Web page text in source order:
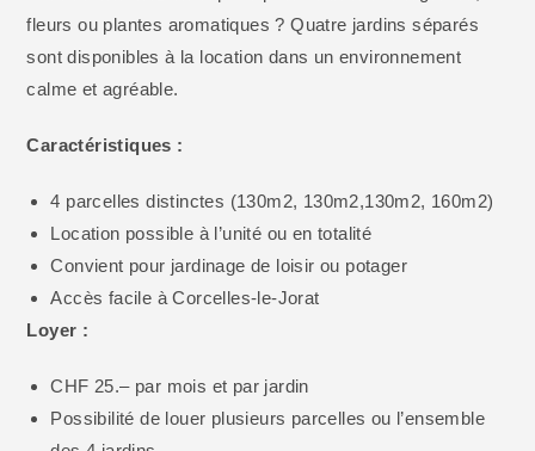
fleurs ou plantes aromatiques ? Quatre jardins séparés
sont disponibles à la location dans un environnement
calme et agréable.
Caractéristiques :
4 parcelles distinctes (130m2, 130m2,130m2, 160m2)
Location possible à l’unité ou en totalité
Convient pour jardinage de loisir ou potager
Accès facile à Corcelles-le-Jorat
Loyer :
CHF 25.– par mois et par jardin
Possibilité de louer plusieurs parcelles ou l’ensemble